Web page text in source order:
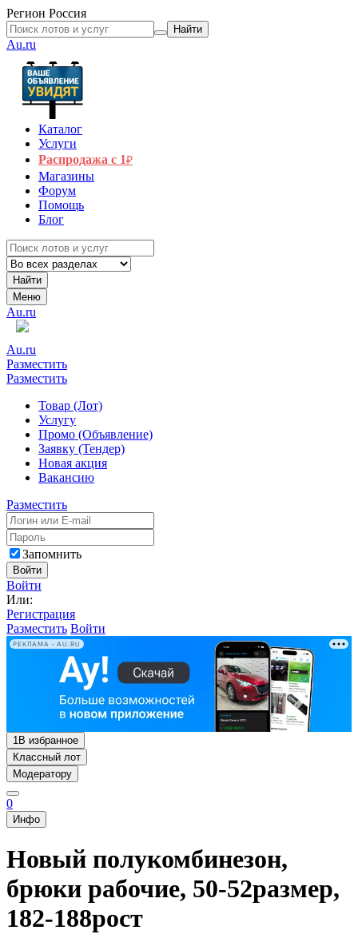
Регион Россия
Найти
Au.ru
Каталог
Услуги
Распродажа с 1₽
Магазины
Форум
Помощь
Блог
Найти
Меню
Au.ru
Au.ru
Разместить
Разместить
Товар (Лот)
Услугу
Промо (Объявление)
Заявку (Тендер)
Новая акция
Вакансию
Разместить
Запомнить
Войти
Войти
Или:
Регистрация
Разместить Войти
РЕКЛАМА • AU.RU
1В избранное
Классный лот
Модератору
0
Инфо
Новый полукомбинезон,
брюки рабочие, 50-52размер,
182-188рост